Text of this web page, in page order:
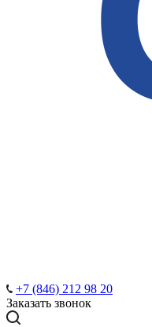
+7 (846) 212 98 20
Заказать звонок